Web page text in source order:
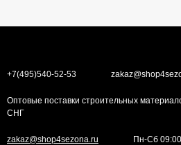
+7(495)540-52-53
Оптовые поставки строительных
СНГ
zakaz@shop4sezona.ru Пн-Сб